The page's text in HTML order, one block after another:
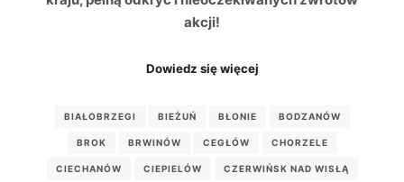
akcji!
Dowiedz się więcej
BIAŁOBRZEGI BIEŻUŃ BŁONIE BODZANÓW
BROK BRWINÓW CEGŁÓW CHORZELE
CIECHANÓW CIEPIELÓW CZERWIŃSK NAD WISŁĄ